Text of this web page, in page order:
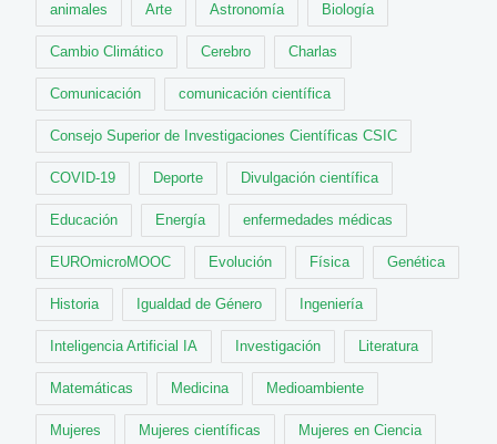
animales Arte Astronomía Biología
Cambio Climático Cerebro Charlas
Comunicación comunicación científica
Consejo Superior de Investigaciones Científicas CSIC
COVID-19 Deporte Divulgación científica
Educación Energía enfermedades médicas
EUROmicroMOOC Evolución Física Genética
Historia Igualdad de Género Ingeniería
Inteligencia Artificial IA Investigación Literatura
Matemáticas Medicina Medioambiente
Mujeres Mujeres científicas Mujeres en Ciencia